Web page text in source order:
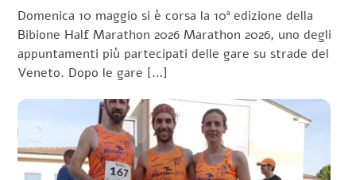
Domenica 10 maggio si è corsa la 10ª edizione della
Bibione Half Marathon 2026 Marathon 2026, uno degli
appuntamenti più partecipati delle gare su strade del
Veneto. Dopo le gare […]